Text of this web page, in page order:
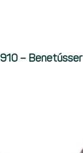
– Benetússer